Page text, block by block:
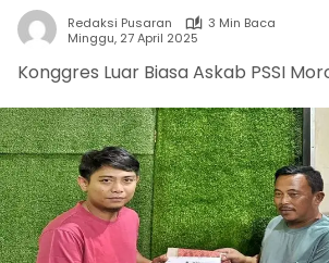
Redaksi Pusaran
3 Min Baca
Minggu, 27 April 2025
Konggres Luar Biasa Askab PSSI